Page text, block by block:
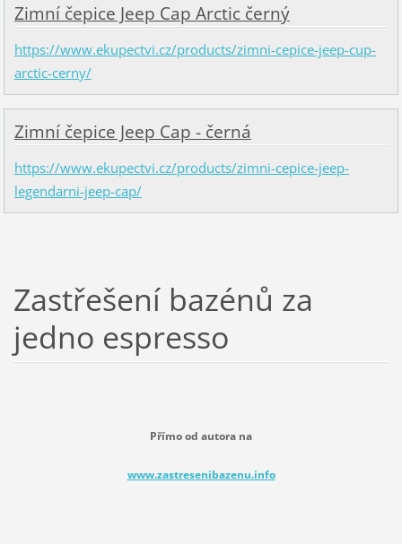
Zimní čepice Jeep Cap Arctic černý
https://www.ekupectvi.cz/products/zimni-cepice-jeep-cup-
arctic-cerny/
Zimní čepice Jeep Cap - černá
https://www.ekupectvi.cz/products/zimni-cepice-jeep-
legendarni-jeep-cap/
Zastřešení bazénů za
jedno espresso
Přímo od autora na
www.zastresenibazenu.info